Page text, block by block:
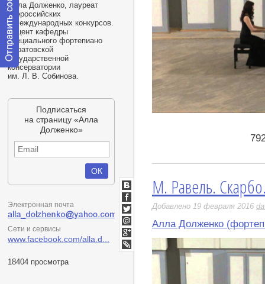
Алла Долженко, лауреат
всероссийских
и международных конкурсов.
Доцент кафедры
специального фортепиано
Саратовской
государственной
консерватории
им. Л. В. Собинова.
Подписаться
на страницу «Алла
Долженко»
Электронная почта
Сети и сервисы
www.facebook.com/alla.d...
18404 просмотра
М. Равель.
Добавлено 19 февраля 2016
Алла Долженко
ВКонтакте
Facebook
Twitter
Мой
Мир
Google+
LiveJournal
Отправить
сообщение